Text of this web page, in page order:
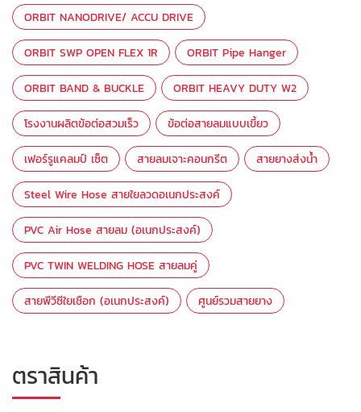
ORBIT NANODRIVE/ ACCU DRIVE
ORBIT SWP OPEN FLEX 1R ORBIT Pipe Hanger
ORBIT BAND & BUCKLE ORBIT HEAVY DUTY W2
โรงงานผลิตข้อต่อสวมเร็ว ข้อต่อสายลมแบบเขี้ยว
เฟอร์รูแคลมป์ เซ็ต สายลมเจาะคอนกรีต สายยางส่งน้ำ
Steel Wire Hose สายใยลวดอเนกประสงค์
PVC Air Hose สายลม (อเนกประสงค์)
PVC TWIN WELDING HOSE สายลมคู่
สายพีวีซีใยเชือก (อเนกประสงค์) ศูนย์รวมสายยาง
ตราสินค้า